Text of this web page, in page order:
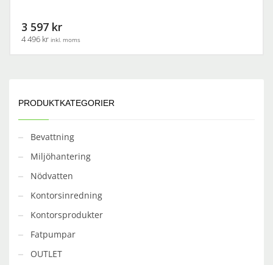
3 597 kr
4 496 kr inkl. moms
PRODUKTKATEGORIER
Bevattning
Miljöhantering
Nödvatten
Kontorsinredning
Kontorsprodukter
Fatpumpar
OUTLET